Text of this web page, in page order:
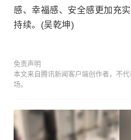
感、幸福感、安全感更加充
持续。(吴乾坤)
免责声明
本文来自腾讯新闻客户端创作者，不
场。